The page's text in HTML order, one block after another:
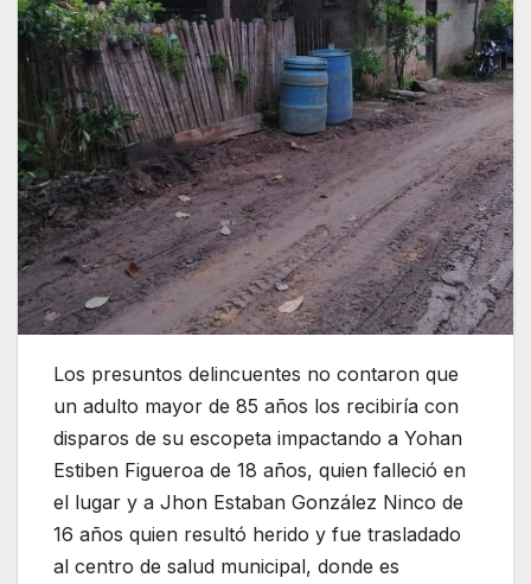
Los presuntos delincuentes no contaron que
un adulto mayor de 85 años los recibiría con
disparos de su escopeta impactando a Yohan
Estiben Figueroa de 18 años, quien falleció en
el lugar y a Jhon Estaban González Ninco de
16 años quien resultó herido y fue trasladado
al centro de salud municipal, donde es